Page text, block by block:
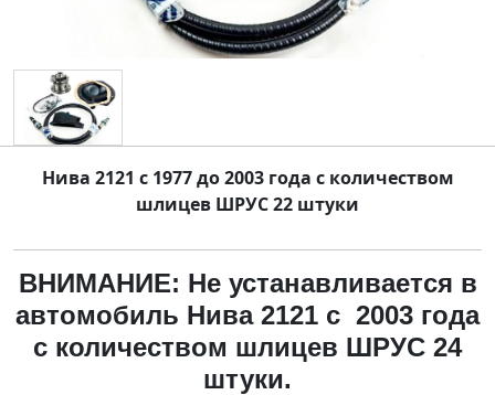
Нива 2121 с 1977 до 2003 года с количеством
шлицев ШРУС 22 штуки
ВНИМАНИЕ: Не устанавливается в
автомобиль Нива 2121 с 2003 года
с количеством шлицев ШРУС 24
штуки.